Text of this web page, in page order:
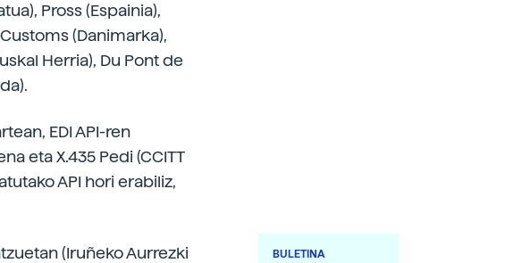
Pross (Espainia),
(Danimarka),
Herria), Du Pont de
EDI API-ren
eta X.435 Pedi (CCITT
API hori erabiliz,
(Iruñeko Aurrezki
BULETINA